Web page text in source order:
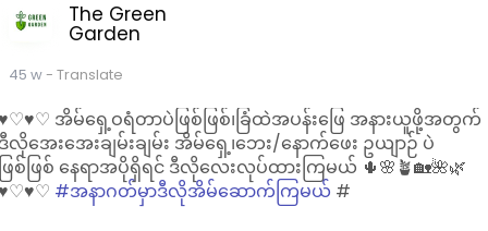
The Green
Garden
45 w- Translate
အိမ်ရှေ့ဝရံတာပဲဖြစ်ဖြစ်၊ခြံထဲအပန်းဖြေ အနားယူဖို့အတွက်
လိုအေးအေးချမ်းချမ်း အိမ်ရှေ့၊ဘေး/နောက်ဖေး ဥယျာဉ် ပဲ
ြစ်ဖြစ် နေရာအပိုရှိရင် ဒီလိုလေးလုပ်ထားကြမယ် 🌵🌸🪴🏡🌺🌿
#အနာဂတ်မှာဒီလိုအိမ်ဆောက်ကြမယ် #